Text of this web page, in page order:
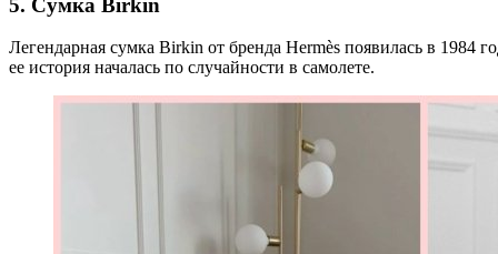
Легендарная сумка Birkin от бренда Hermès появилась в 1984
ее история началась по случайности в самолете.